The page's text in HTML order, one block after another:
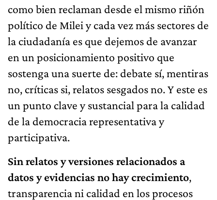
como bien reclaman desde el mismo riñón
político de Milei y cada vez más sectores de
la ciudadanía es que dejemos de avanzar
en un posicionamiento positivo que
sostenga una suerte de: debate sí, mentiras
no, críticas si, relatos sesgados no. Y este es
un punto clave y sustancial para la calidad
de la democracia representativa y
participativa.
Sin relatos y versiones relacionados a
datos y evidencias no hay crecimiento,
transparencia ni calidad en los procesos